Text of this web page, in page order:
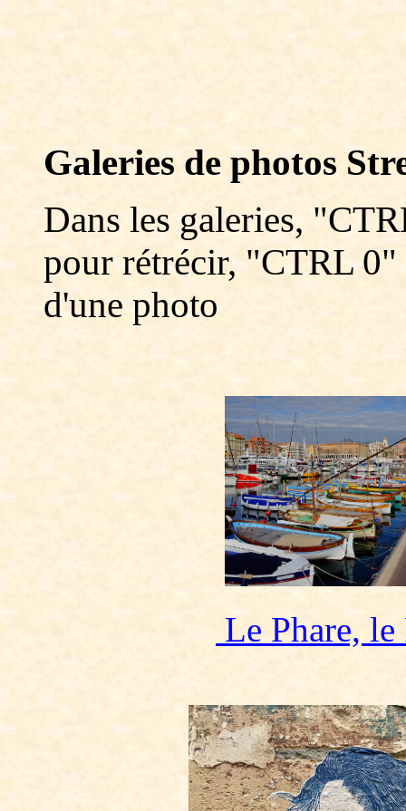
Galeries de photos
Dans les galeries,
pour rétrécir, "CTRL
d'une photo
Le Phare, le